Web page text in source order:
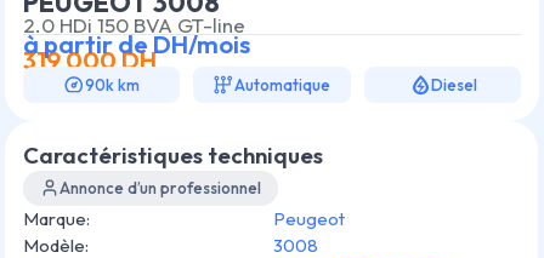
Caractéristiques techniques
Annonce d’un professionnel
Marque:
Peugeot
Modèle:
3008
2.0 HDi 150 BVA GT-line
à partir deDH/mois
319 000DH
90k km Automatique Diesel